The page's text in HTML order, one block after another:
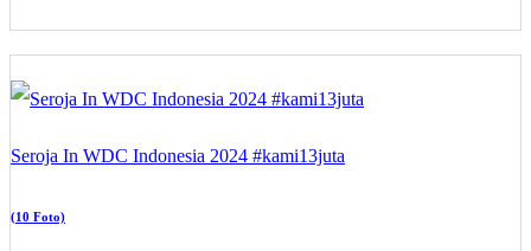
Seroja In WDC Indonesia 2024 #kami13juta
(10 Foto)